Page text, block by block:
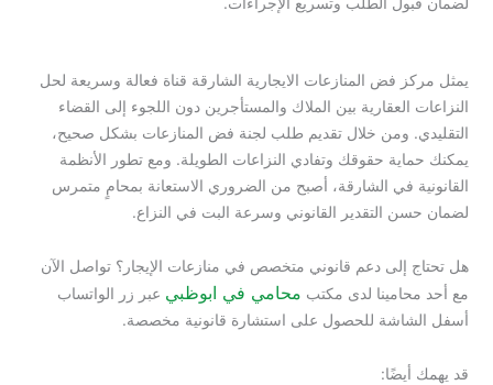
يمثل مركز فض المنازعات الايجارية الشارقة قناة فعالة وسريعة لحل
النزاعات العقارية بين الملاك والمستأجرين دون اللجوء إلى القضاء
التقليدي. ومن خلال تقديم طلب لجنة فض المنازعات بشكل صحيح،
يمكنك حماية حقوقك وتفادي النزاعات الطويلة. ومع تطور الأنظمة
القانونية في الشارقة، أصبح من الضروري الاستعانة بمحامٍ متمرس
لضمان حسن التقدير القانوني وسرعة البت في النزاع.
هل تحتاج إلى دعم قانوني متخصص في منازعات الإيجار؟ تواصل الآن
مع أحد محامينا لدى مكتب محامي في ابوظبي عبر زر الواتساب
أسفل الشاشة للحصول على استشارة قانونية مخصصة.
قد يهمك أيضًا: